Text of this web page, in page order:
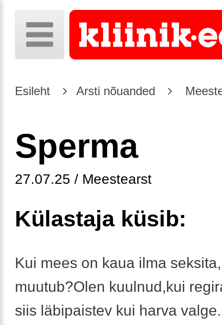
Esileht Arsti nõuanded
Sperma
27.07.25 / Meestearst
Külastaja küsib:
Kui mees on kaua ilma
muutub?Olen kuulnud,kui
siis läbipaistev kui harva